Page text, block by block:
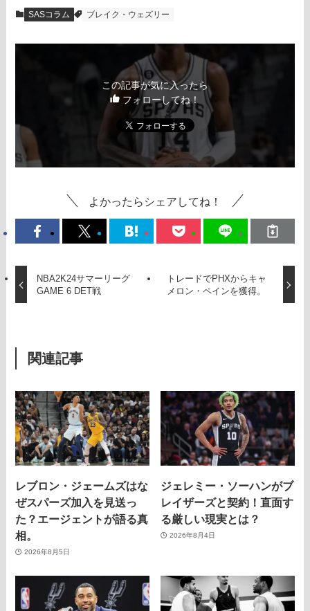
SASコラム ブレイク・ウェズリー
この記事が気に入ったら
フォローしてね！
よかったらシェアしてね！
NBA2K24サマーリーグ
GAME 6 DET戦
トレードでPHXからキャ
メロン・ペインを獲得。
関連記事
レブロン・ジェームズはな
ぜスパーズ加入を見送っ
た？エージェントが語る真
相。
2026年8月5日
ジェレミー・ソーハンがブ
レイザーズと契約！直面す
る厳しい現実とは？
2026年8月4日